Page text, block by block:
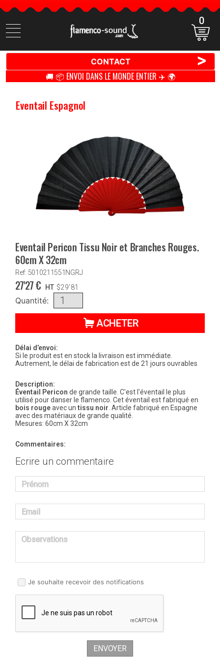
Cherchez
des
0
CONTACT >
🚚 📦 ENVOI DANS LE MONDE ENTIER ✈️ 🌍
Eventail Espagnol
Eventail Pericon Tissu Noir et Branches Rouges.
60cm X 32cm
Ref: 5010211551NGRJ
27'27€ HT $29'81
Quantité:
ACHETER
Délai d’envoi:
Si le produit est en stock la livraison est immédiate.
Autrement, le délai de fabrication est de 21 jours ouvrables
Description:
Éventail Pericon de grande taille. C'est l'éventail le plus
utilisé pour danser le flamenco. Cet éventail est fabriqué en
bois rougeavec un tissu noir . Article fabriqué en Espagne
avec des matériaux de grande qualité.
Mesures: 60cm X 32cm
Commentaires:
Ecrire un commentaire
Prénom
Email
Observations
Je souhaite recevoir des notifications
ENVOYER